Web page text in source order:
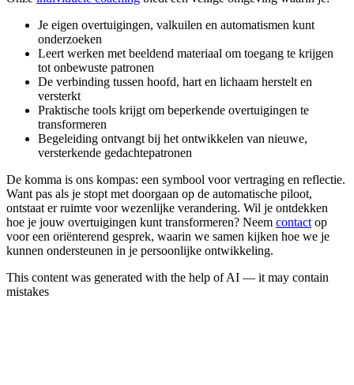
Je eigen overtuigingen, valkuilen en automatismen kunt
onderzoeken
Leert werken met beeldend materiaal om toegang te krijgen
tot onbewuste patronen
De verbinding tussen hoofd, hart en lichaam herstelt en
versterkt
Praktische tools krijgt om beperkende overtuigingen te
transformeren
Begeleiding ontvangt bij het ontwikkelen van nieuwe,
versterkende gedachtepatronen
De komma is ons kompas: een symbool voor vertraging en reflectie.
Want pas als je stopt met doorgaan op de automatische piloot,
ontstaat er ruimte voor wezenlijke verandering. Wil je ontdekken
hoe je jouw overtuigingen kunt transformeren? Neem contact op
voor een oriënterend gesprek, waarin we samen kijken hoe we je
kunnen ondersteunen in je persoonlijke ontwikkeling.
This content was generated with the help of AI — it may contain
mistakes